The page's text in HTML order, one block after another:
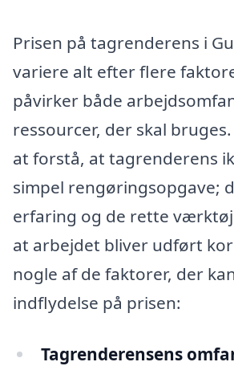
Prisen på tagrenderens i
variere alt efter flere
påvirker både
ressourcer, der skal
at forstå, at tagrenderens
simpel rengøringsopgave;
erfaring og de rette
at arbejdet bliver udført
nogle af de faktorer, der
indflydelse på prisen:
Tagrenderensens